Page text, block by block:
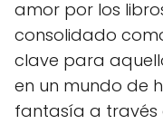
amor por los
consolidado
clave para
en un mundo de
fantasía a través